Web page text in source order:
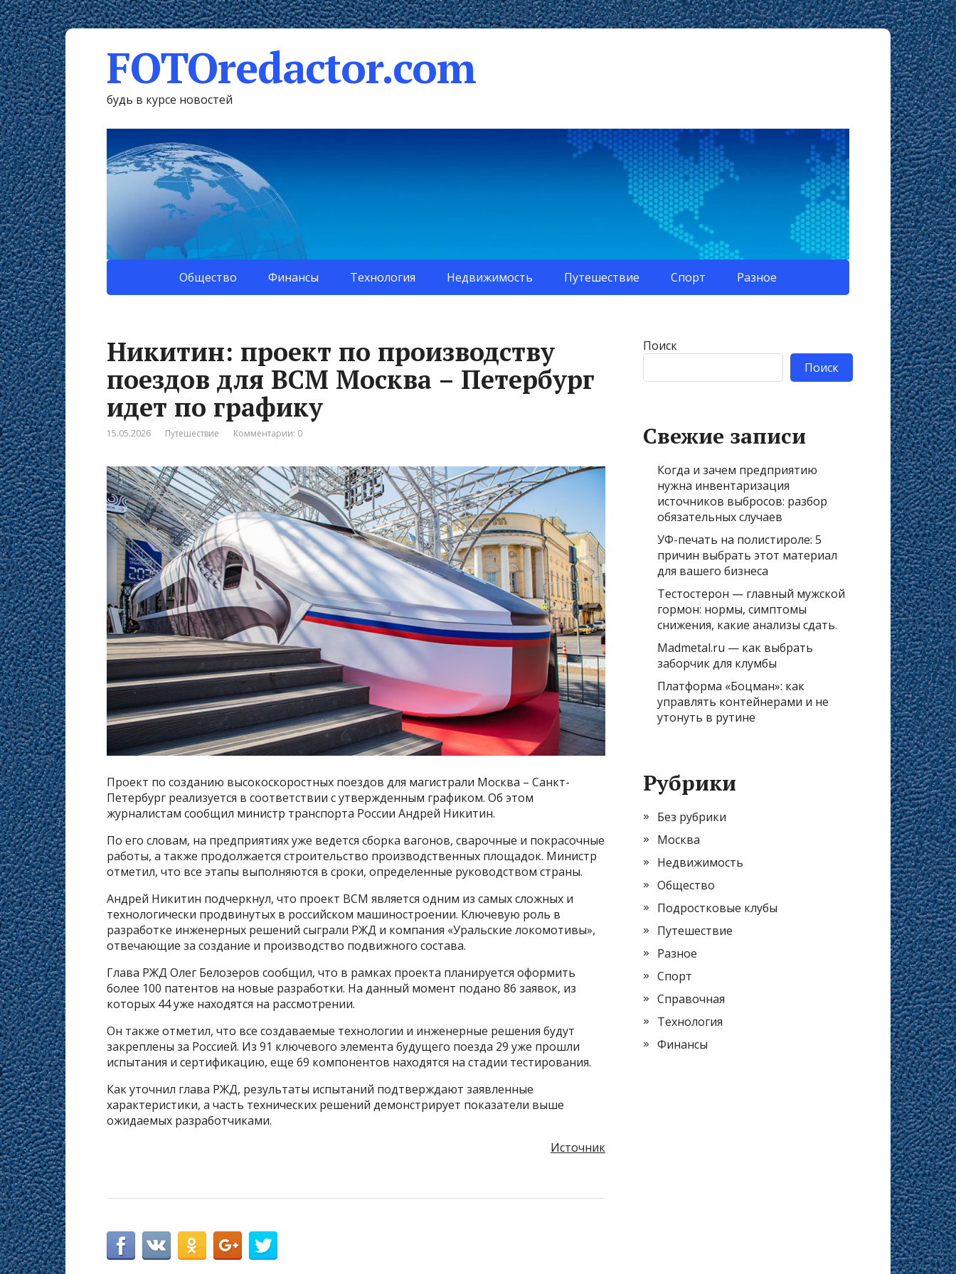
FOTOredactor.com
будь в курсе новостей
Общество Финансы Технология Недвижимость Путешествие Спорт Разное
Никитин: проект по производству
поездов для ВСМ Москва – Петербург
идет по графику
15.05.2026 Путешествие Комментарии: 0
Проект по созданию высокоскоростных поездов для магистрали Москва – Санкт-
Петербург реализуется в соответствии с утвержденным графиком. Об этом
журналистам сообщил министр транспорта России Андрей Никитин.
По его словам, на предприятиях уже ведется сборка вагонов, сварочные и покрасочные
работы, а также продолжается строительство производственных площадок. Министр
отметил, что все этапы выполняются в сроки, определенные руководством страны.
Андрей Никитин подчеркнул, что проект ВСМ является одним из самых сложных и
технологически продвинутых в российском машиностроении. Ключевую роль в
разработке инженерных решений сыграли РЖД и компания «Уральские локомотивы»,
отвечающие за создание и производство подвижного состава.
Глава РЖД Олег Белозеров сообщил, что в рамках проекта планируется оформить
более 100 патентов на новые разработки. На данный момент подано 86 заявок, из
которых 44 уже находятся на рассмотрении.
Он также отметил, что все создаваемые технологии и инженерные решения будут
закреплены за Россией. Из 91 ключевого элемента будущего поезда 29 уже прошли
испытания и сертификацию, еще 69 компонентов находятся на стадии тестирования.
Как уточнил глава РЖД, результаты испытаний подтверждают заявленные
характеристики, а часть технических решений демонстрирует показатели выше
ожидаемых разработчиками.
Источник
Поиск
Поиск
Свежие записи
Когда и зачем предприятию
нужна инвентаризация
источников выбросов: разбор
обязательных случаев
УФ-печать на полистироле: 5
причин выбрать этот материал
для вашего бизнеса
Тестостерон — главный мужской
гормон: нормы, симптомы
снижения, какие анализы сдать.
Madmetal.ru — как выбрать
заборчик для клумбы
Платформа «Боцман»: как
управлять контейнерами и не
утонуть в рутине
Рубрики
Без рубрики
Москва
Недвижимость
Общество
Подростковые клубы
Путешествие
Разное
Спорт
Справочная
Технология
Финансы